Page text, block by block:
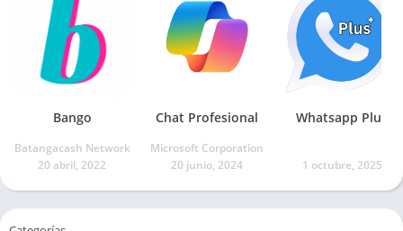
Bango
Batangacash Network
20 abril, 2022
​Chat Profesional
Microsoft Corporation
20 junio, 2024
Whatsapp Plus
1 octubre, 2025